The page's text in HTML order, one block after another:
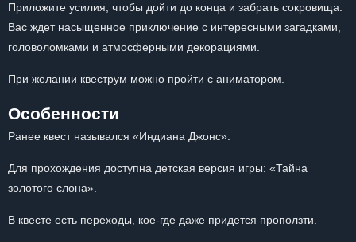
Приложите усилия, чтобы дойти до конца и забрать сокровища.
Вас ждет насыщенное приключение с интересными загадками,
головоломками и атмосферными декорациями.
При желании квеструм можно пройти с аниматором.
Особенности
Ранее квест назывался «Индиана Джонс».
Для прохождения доступна детская версия игры: «Тайна
золотого слона».
В квесте есть переходы, кое-где даже придется проползти.